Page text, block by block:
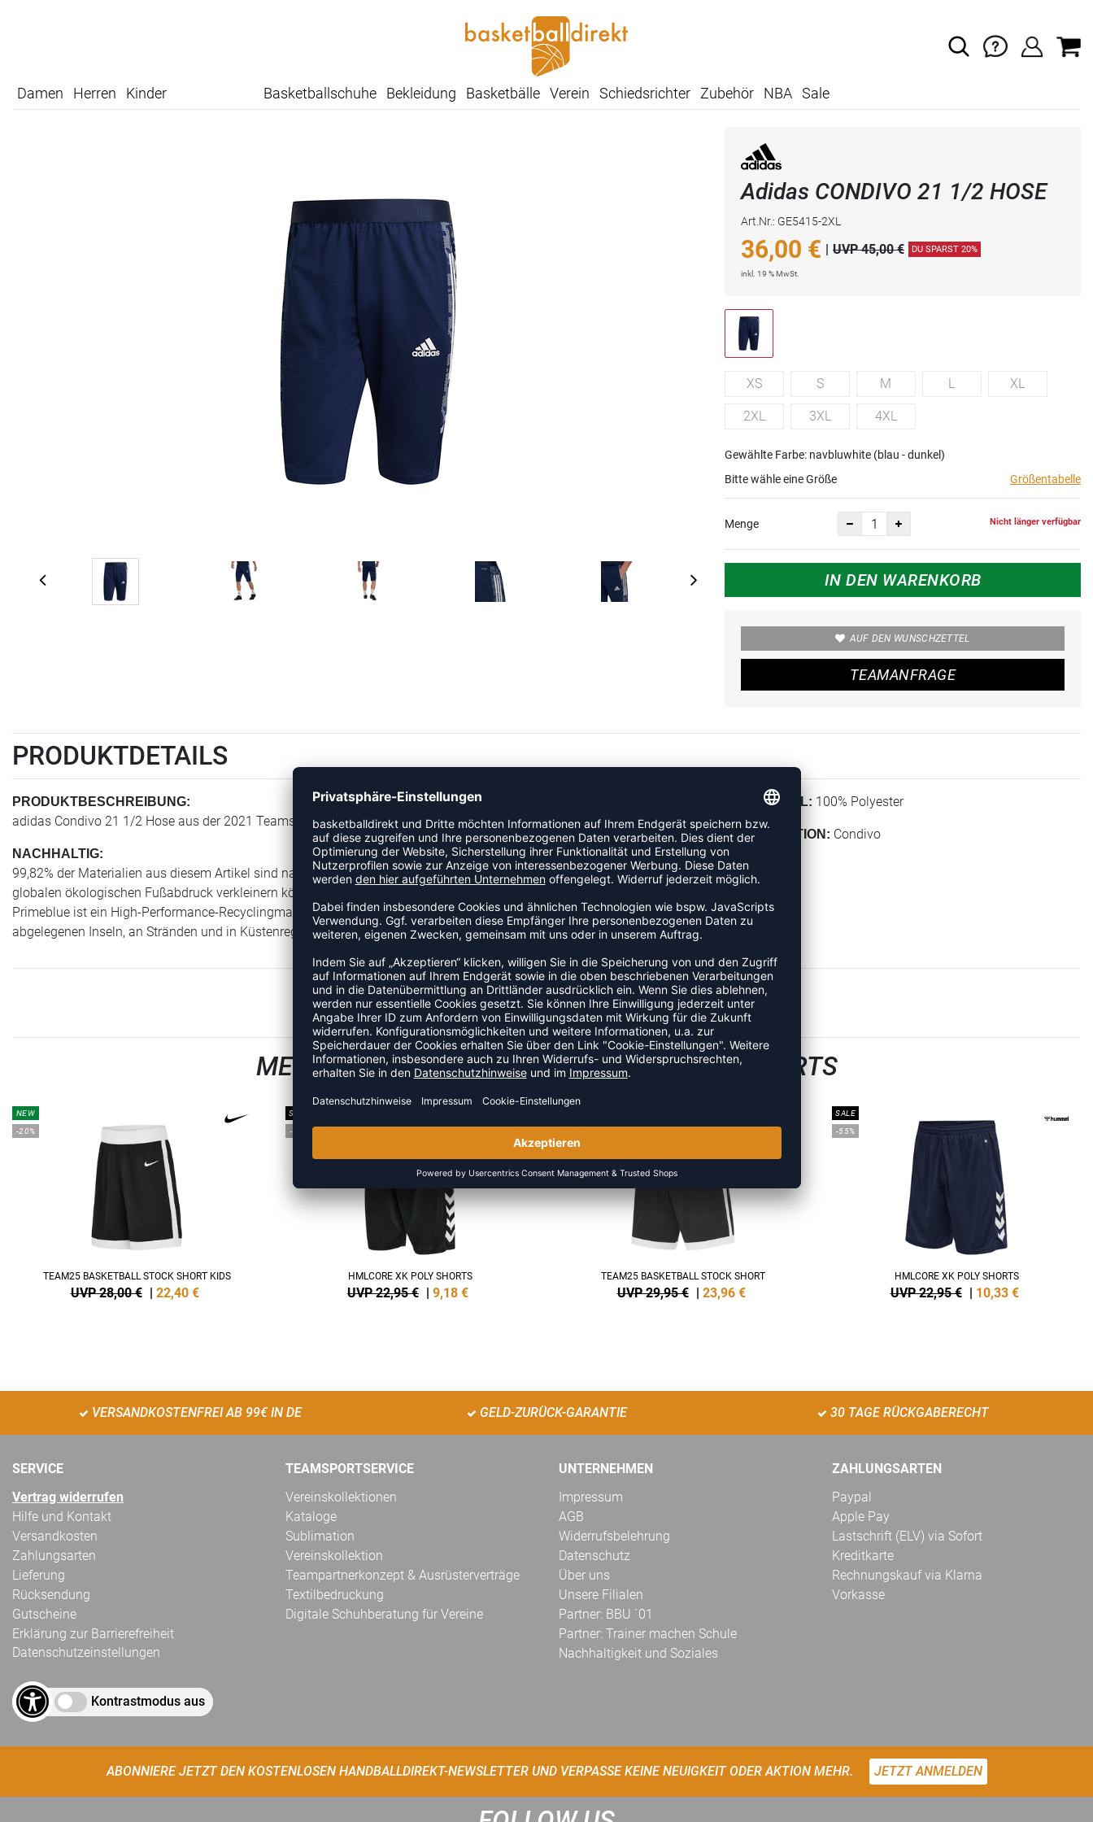
Damen Herren Kinder Basketballschuhe Bekleidung Basketbälle Verein Schiedsrichter Zubehör NBA Sale
Adidas CONDIVO 21 1/2 HOSE
Art.Nr.: GE5415-2XL
36,00 € | UVP 45,00 € DU SPARST 20%
inkl. 19 % MwSt.
XS S M L XL
2XL 3XL 4XL
Gewählte Farbe: navbluwhite (blau - dunkel)
Bitte wähle eine Größe
Größentabelle
Menge Nicht länger verfügbar
IN DEN WARENKORB
AUF DEN WUNSCHZETTEL
TEAMANFRAGE
PRODUKTDETAILS
PRODUKTBESCHREIBUNG:
adidas Condivo 21 1/2 Hose aus der 2021 Teamsport Kollektion.
NACHHALTIG:
99,82% der Materialien aus diesem Artikel sind nachhaltig. Primeblue bietet einen Lösungsansatz, mit dem wir unseren
globalen ökologischen Fußabdruck verkleinern können. Viele Wege können ans Ziel führen, Primeblue ist einer davon.
Primeblue ist ein High-Performance-Recyclingmaterial mit Parley Ocean Plastic – recycelter Plastikmüll, der auf
abgelegenen Inseln, an Stränden und in Küstenregionen gesammelt wird, bevor er ins Meer gelangen kann.
MATERIAL: 100% Polyester
KOLLEKTION: Condivo
ZULETZT ANGESEHEN
MEHR AUS DER KATEGORIE BASKETBALLSHORTS
NEW
-20%
TEAM25 BASKETBALL STOCK SHORT KIDS
UVP 28,00 € 22,40 €
SALE
-60%
HMLCORE XK POLY SHORTS
UVP 22,95 € 9,18 €
TEAM25 BASKETBALL STOCK SHORT
UVP 29,95 € 23,96 €
SALE
-55%
HMLCORE XK POLY SHORTS
UVP 22,95 € 10,33 €
VERSANDKOSTENFREI AB 99€ IN DE GELD-ZURÜCK-GARANTIE 30 TAGE RÜCKGABERECHT
SERVICE
Vertrag widerrufen
Hilfe und Kontakt
Versandkosten
Zahlungsarten
Lieferung
Rücksendung
Gutscheine
Erklärung zur Barrierefreiheit
Datenschutzeinstellungen
Kontrastmodus aus
TEAMSPORTSERVICE
Vereinskollektionen
Kataloge
Sublimation
Vereinskollektion
Teampartnerkonzept & Ausrüsterverträge
Textilbedruckung
Digitale Schuhberatung für Vereine
UNTERNEHMEN
Impressum
AGB
Widerrufsbelehrung
Datenschutz
Über uns
Unsere Filialen
Partner: BBU ´01
Partner: Trainer machen Schule
Nachhaltigkeit und Soziales
ZAHLUNGSARTEN
Paypal
Apple Pay
Lastschrift (ELV) via Sofort
Kreditkarte
Rechnungskauf via Klarna
Vorkasse
ABONNIERE JETZT DEN KOSTENLOSEN HANDBALLDIREKT-NEWSLETTER UND VERPASSE KEINE NEUIGKEIT ODER AKTION MEHR. JETZT ANMELDEN